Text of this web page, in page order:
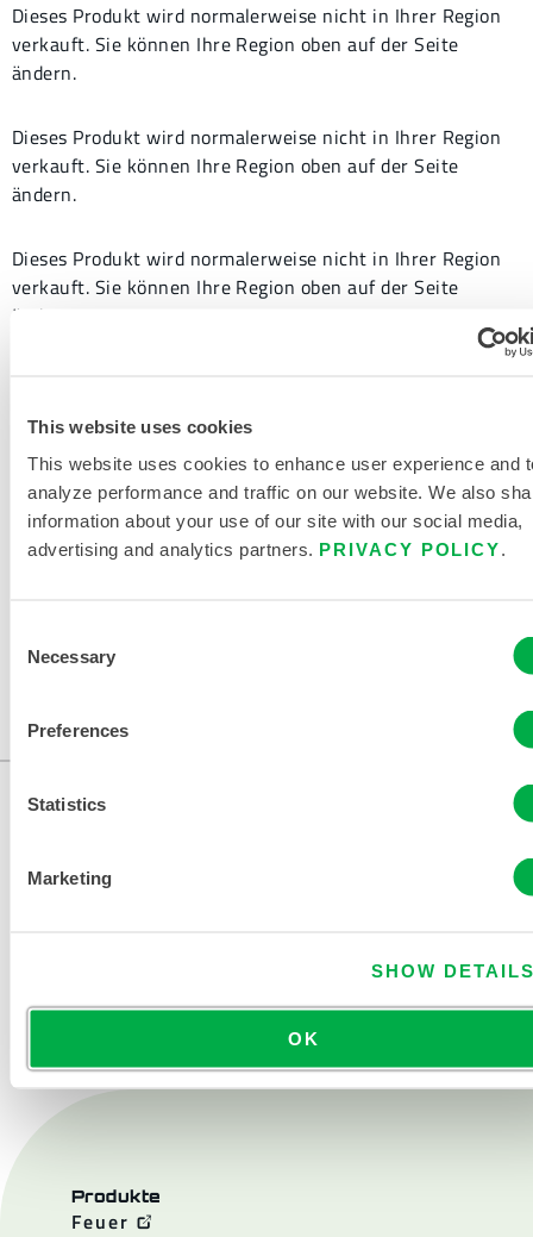
This website uses cookies
This website uses cookies to enhance user experience and
analyze performance and traffic on our website. We also
information about your use of our site with our social media,
advertising and analytics partners. PRIVACY POLICY.
Selection
Necessary
Preferences
Statistics
Marketing
SHOW
OK
Dieses Produkt wird normalerweise nicht in Ihrer Region
verkauft. Sie können Ihre Region oben auf der Seite
ändern.
Dieses Produkt wird normalerweise nicht in Ihrer Region
verkauft. Sie können Ihre Region oben auf der Seite
ändern.
Dieses Produkt wird normalerweise nicht in Ihrer Region
verkauft. Sie können Ihre Region oben auf der Seite
ändern.
322BA
Dieses Produkt wird normalerweise nicht in Ihrer Region
Dieses Produkt wird normalerweise nicht in Ihrer Region
ändern.
Produkte
Feuer